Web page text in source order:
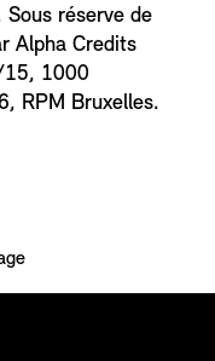
réserve de
Alpha Credits
15, 1000
RPM Bruxelles.